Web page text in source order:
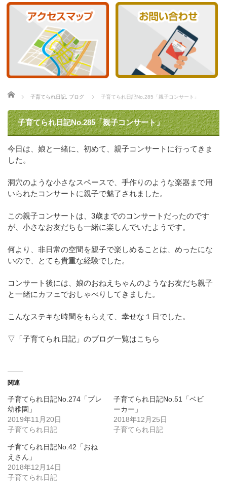
ホーム
子育てられ日記 ブログ 子育てられ日記No.285「親子コンサート」
子育てられ日記No.285「親子コンサート」
今日は、娘と一緒に、初めて、親子コンサートに行ってきま
した。
洞穴のような小さなスペースで、手作りのような楽器まで用
いられたコンサートに親子で魅了されました。
この親子コンサートは、3歳までのコンサートだったのです
が、小さなお友だちも一緒に楽しんでいたようです。
何より、非日常の空間を親子で楽しめることは、めったにな
いので、とても貴重な経験でした。
コンサート後には、娘のおねえちゃんのようなお友だち親子
と一緒にカフェでおしゃべりしてきました。
こんなステキな時間をもらえて、幸せな１日でした。
▽「子育てられ日記」のブログ一覧はこちら
関連
子育てられ日記No.274「プレ
幼稚園」
2019年11月20日
子育てられ日記
子育てられ日記No.51「ベビ
ーカー」
2018年12月25日
子育てられ日記
子育てられ日記No.42「おね
えさん」
2018年12月14日
子育てられ日記